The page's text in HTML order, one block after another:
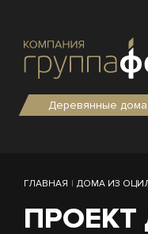
Деревянные
ГЛАВНАЯ | ДОМА ИЗ
ПРОЕКТ